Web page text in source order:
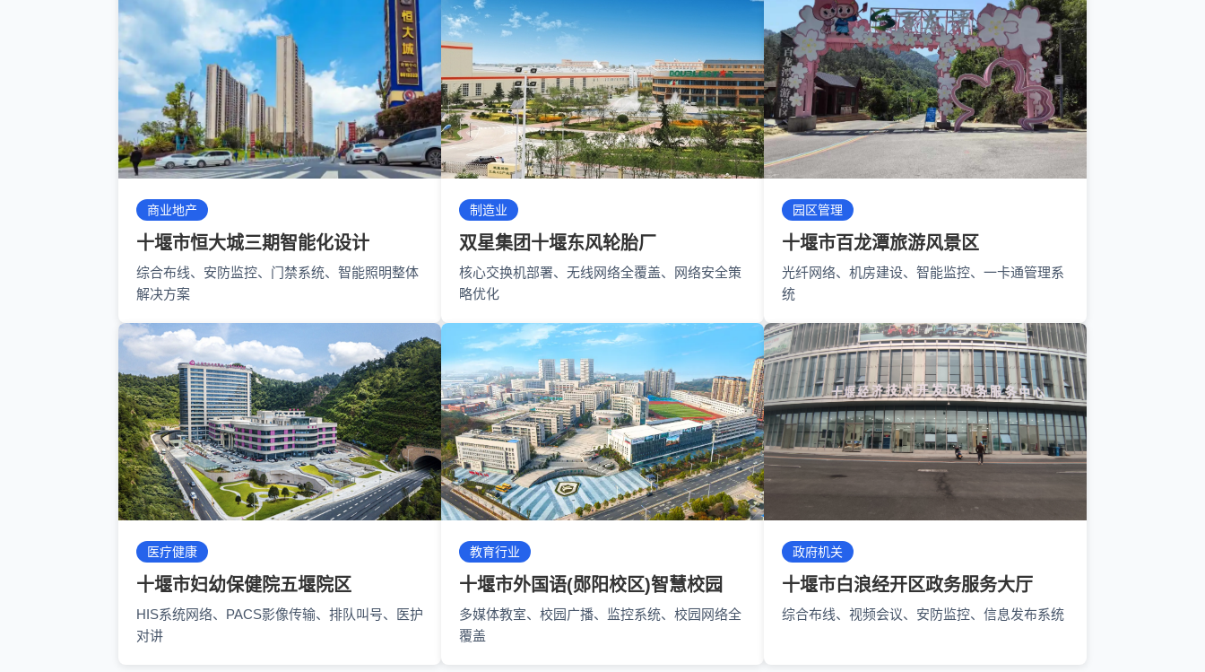
商业地产
十堰市恒大城三期智能化设计
综合布线、安防监控、门禁系统、智能照明整体
解决方案
制造业
双星集团十堰东风轮胎厂
核心交换机部署、无线网络全覆盖、网络安全策
略优化
园区管理
十堰市百龙潭旅游风景区
光纤网络、机房建设、智能监控、一卡通管理系
统
医疗健康
十堰市妇幼保健院五堰院区
HIS系统网络、PACS影像传输、排队叫号、医护
对讲
教育行业
十堰市外国语(郧阳校区)智慧校园
多媒体教室、校园广播、监控系统、校园网络全
覆盖
政府机关
十堰市白浪经开区政务服务大厅
综合布线、视频会议、安防监控、信息发布系统